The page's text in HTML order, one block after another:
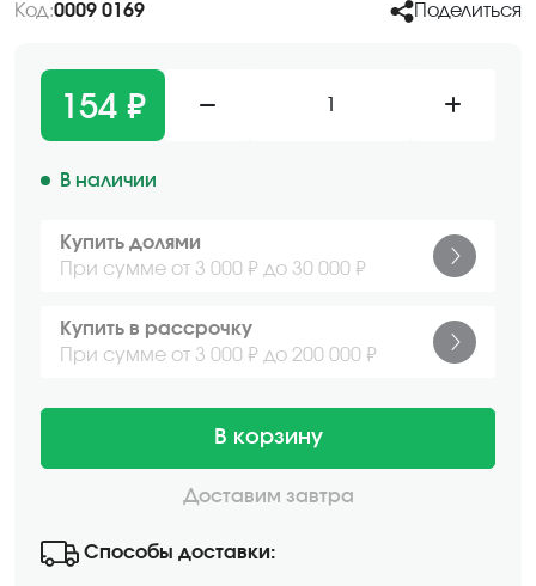
Код:0009 0169 Поделиться
154 ₽
В наличии
Купить долями
При сумме от 3 000 ₽ до 30 000 ₽
Купить в рассрочку
При сумме от 3 000 ₽ до 200 000 ₽
В корзину
Доставим завтра
Способы доставки: